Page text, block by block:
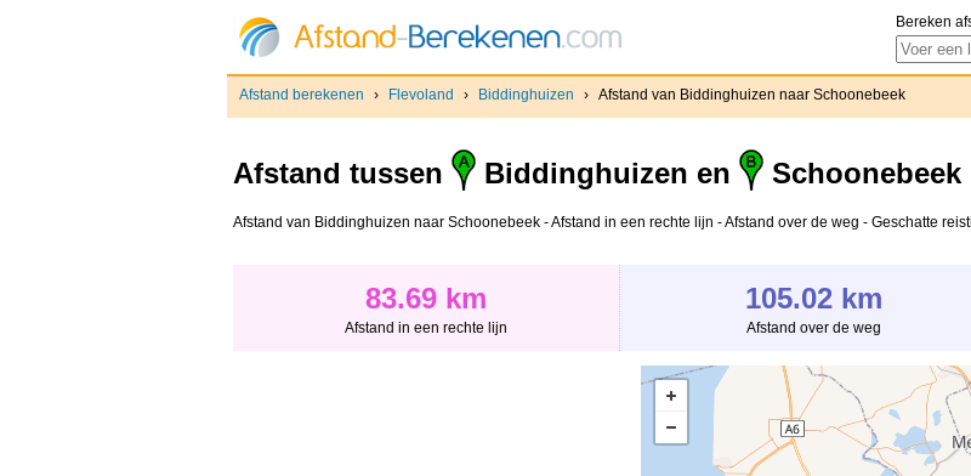
Bereken
Afstand berekenen › Flevoland › Biddinghuizen › Afstand van Biddinghuizen naar Schoonebeek
Afstand tussen Biddinghuizen en Schoonebeek
Afstand van Biddinghuizen naar Schoonebeek - Afstand in een rechte lijn - Afstand over de weg - Geschatte
83.69 km
Afstand in een rechte lijn
105.02 km
Afstand over de weg